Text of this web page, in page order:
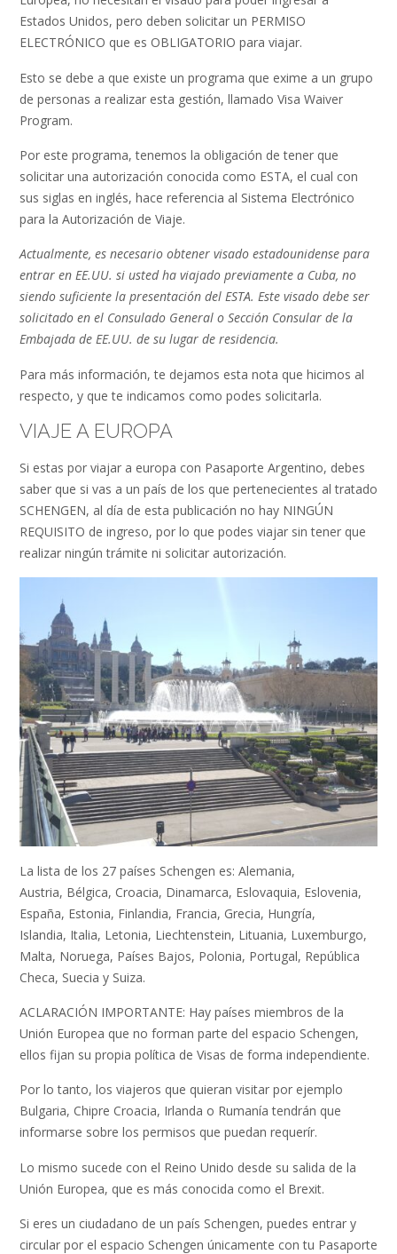
Estados Unidos, pero deben solicitar un PERMISO
ELECTRÓNICO que es OBLIGATORIO para viajar.
Esto se debe a que existe un programa que exime a un grupo
de personas a realizar esta gestión, llamado Visa Waiver
Program.
Por este programa, tenemos la obligación de tener que
solicitar una autorización conocida como ESTA, el cual con
sus siglas en inglés, hace referencia al Sistema Electrónico
para la Autorización de Viaje.
Actualmente, es necesario obtener visado estadounidense para
entrar en EE.UU. si usted ha viajado previamente a Cuba, no
siendo suficiente la presentación del ESTA. Este visado debe ser
solicitado en el Consulado General o Sección Consular de la
Embajada de EE.UU. de su lugar de residencia.
Para más información, te dejamos esta nota que hicimos al
respecto, y que te indicamos como podes solicitarla.
VIAJE A EUROPA
Si estas por viajar a europa con Pasaporte Argentino, debes
saber que si vas a un país de los que pertenecientes al tratado
SCHENGEN, al día de esta publicación no hay NINGÚN
REQUISITO de ingreso, por lo que podes viajar sin tener que
realizar ningún trámite ni solicitar autorización.
La lista de los 27 países Schengen es: Alemania,
Austria, Bélgica, Croacia, Dinamarca, Eslovaquia, Eslovenia,
España, Estonia, Finlandia, Francia, Grecia, Hungría,
Islandia, Italia, Letonia, Liechtenstein, Lituania, Luxemburgo,
Malta, Noruega, Países Bajos, Polonia, Portugal, República
Checa, Suecia y Suiza.
ACLARACIÓN IMPORTANTE: Hay países miembros de la
Unión Europea que no forman parte del espacio Schengen,
ellos fijan su propia política de Visas de forma independiente.
Por lo tanto, los viajeros que quieran visitar por ejemplo
Bulgaria, Chipre Croacia, Irlanda o Rumanía tendrán que
informarse sobre los permisos que puedan requerír.
Lo mismo sucede con el Reino Unido desde su salida de la
Unión Europea, que es más conocida como el Brexit.
Si eres un ciudadano de un país Schengen, puedes entrar y
circular por el espacio Schengen únicamente con tu Pasaporte